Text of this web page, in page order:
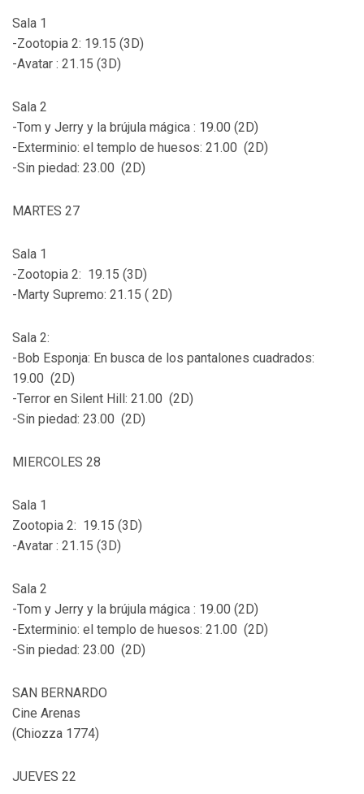
Sala 1
-Zootopia 2: 19.15 (3D)
-Avatar : 21.15 (3D)
Sala 2
-Tom y Jerry y la brújula mágica : 19.00 (2D)
-Exterminio: el templo de huesos: 21.00 (2D)
-Sin piedad: 23.00 (2D)
MARTES 27
Sala 1
-Zootopia 2: 19.15 (3D)
-Marty Supremo: 21.15 ( 2D)
Sala 2:
-Bob Esponja: En busca de los pantalones cuadrados:
19.00 (2D)
-Terror en Silent Hill: 21.00 (2D)
-Sin piedad: 23.00 (2D)
MIERCOLES 28
Sala 1
Zootopia 2: 19.15 (3D)
-Avatar : 21.15 (3D)
Sala 2
-Tom y Jerry y la brújula mágica : 19.00 (2D)
-Exterminio: el templo de huesos: 21.00 (2D)
-Sin piedad: 23.00 (2D)
SAN BERNARDO
Cine Arenas
(Chiozza 1774)
JUEVES 22